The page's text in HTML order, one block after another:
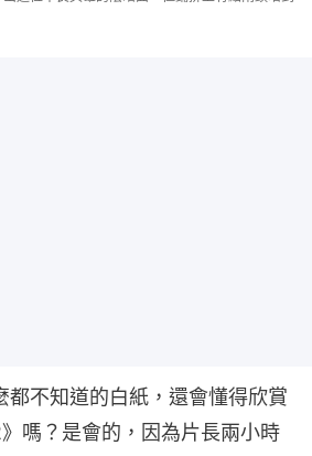
都不知道的白紙，還會懂得欣賞
嗎？是會的，因為片長兩小時